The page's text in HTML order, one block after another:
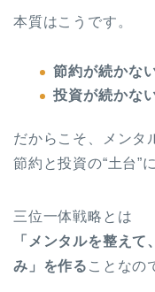
本質はこうです。
節約が続かな
投資が続かな
だからこそ、メンタ
節約と投資の“土台”
三位一体戦略とは
「メンタルを整え
み」を作る ことなの